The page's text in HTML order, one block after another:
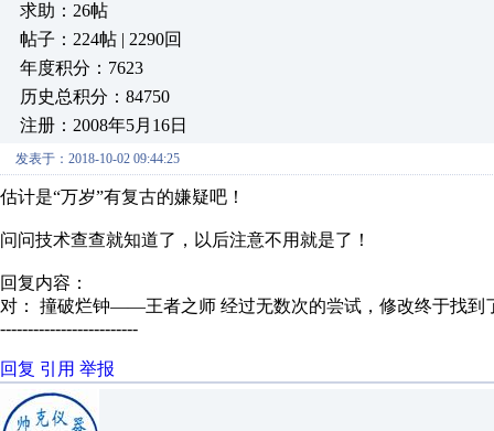
求助：26帖
帖子：224帖 | 2290回
年度积分：7623
历史总积分：84750
注册：2008年5月16日
发表于：2018-10-02 09:44:25
估计是“万岁”有复古的嫌疑吧！
问问技术查查就知道了，以后注意不用就是了！
回复内容：
对： 撞破烂钟——王者之师 经过无数次的尝试，修改终于找
-------------------------
回复 引用 举报